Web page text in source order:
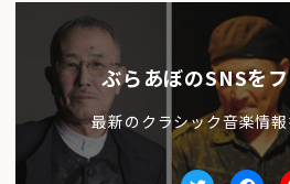
ぶらあぼのSNSを
最新のクラシック音楽情